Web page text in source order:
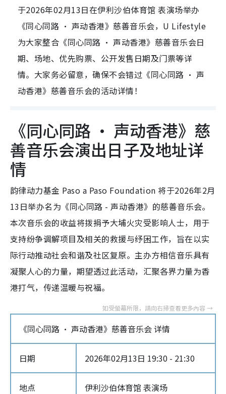
于2026年02月13日在伊利沙伯体育馆 表演场举办
《同心同路 · 声动香港》慈善音乐会，U Lifestyle
为大家整合《同心同路 · 声动香港》慈善音乐会日
期、场地、优先购票、公开发售日期及门票等详
情。大家务必留意，确保不会错过《同心同路 · 声
动香港》慈善音乐会的活动详情！
《同心同路 · 声动香港》慈
善音乐会演出日子及地址详
情
韵律动力基金 Paso a Paso Foundation 将于2026年2月
13日举办名为《同心同路 - 声动香港》的慈善音乐会。
本次音乐会的收益将拨捐予大埔火灾受影响人士，用于
支持纷争调解项目及相关的救援与纾困工作，旨在以实
际行动推动社会和谐及社区复原。主办方相信音乐具有
凝聚人心的力量，期望透过此活动，汇聚各界力量为香
港打气，传递温暖与祝福。
《同心同路 · 声动香港》慈善音乐会 详情
日期 2026年02月13日 19:30 - 21:30
地点 伊利沙伯体育馆 表演场